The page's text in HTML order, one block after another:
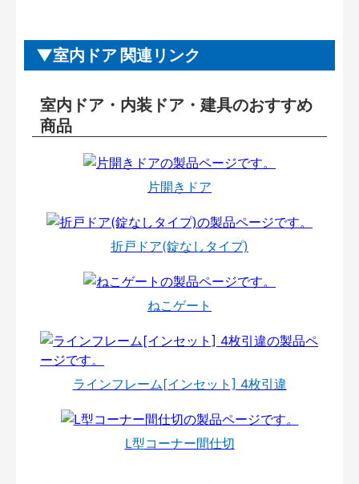
室内ドア 関連リンク
室内ドア・内装ドア・建具のおすすめ
商品
片開きドア
折戸ドア(錠なしタイプ)
ねこゲート
ラインフレーム[インセット] 4枚引違
L型コーナー間仕切